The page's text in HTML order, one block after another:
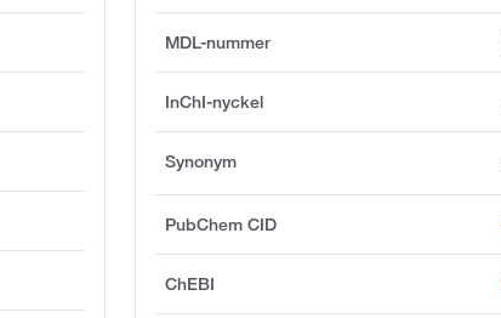
MDL-nummer
InChI-nyckel
Synonym
PubChem CID
ChEBI